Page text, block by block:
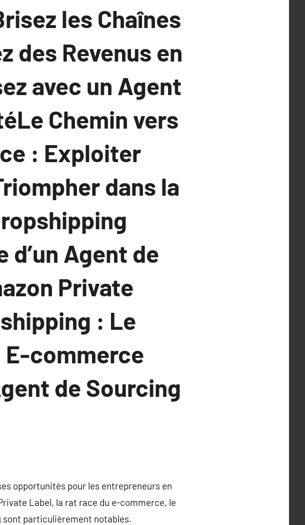
les Chaînes
des Revenus en
avec un Agent
Chemin vers
: Exploiter
dans la
d’un Agent de
Private
: Le
E-commerce
de Sourcing
opportunités pour les entrepreneurs en
Label, la rat race du e-commerce, le
sont particulièrement notables.